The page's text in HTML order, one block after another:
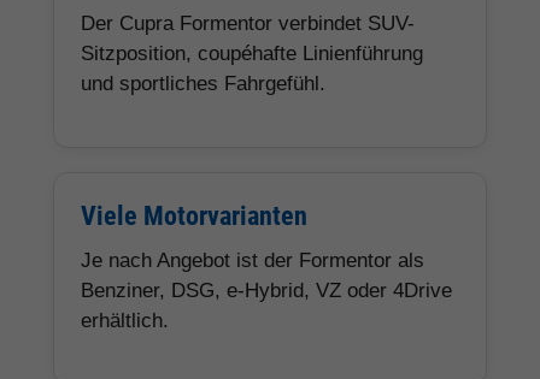
Der Cupra Formentor verbindet SUV-
Sitzposition, coupéhafte Linienführung
und sportliches Fahrgefühl.
Viele Motorvarianten
Je nach Angebot ist der Formentor als
Benziner, DSG, e-Hybrid, VZ oder 4Drive
erhältlich.